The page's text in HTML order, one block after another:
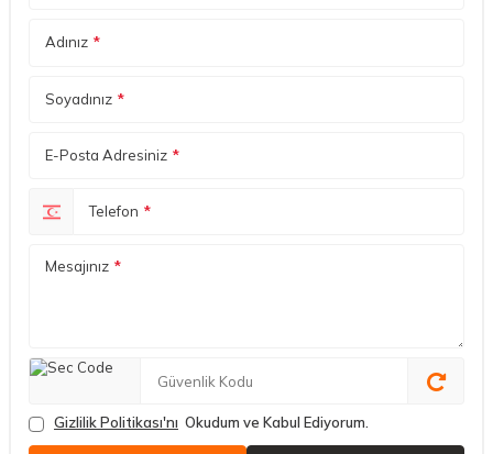
Adınız *
Soyadınız *
E-Posta Adresiniz *
Telefon *
Mesajınız *
Gizlilik Politikası'nı Okudum ve Kabul Ediyorum.